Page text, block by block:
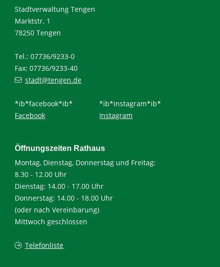
Stadtverwaltung Tengen
Marktstr. 1
78250 Tengen
Tel.: 07736/9233-0
Fax: 07736/9233-40
stadt@tengen.de
*ib*facebook*ib*
Facebook
*ib*instagram*ib*
Instagram
Öffnungszeiten Rathaus
Montag, Dienstag, Donnerstag und Freitag:
8.30 - 12.00 Uhr
Dienstag: 14.00 - 17.00 Uhr
Donnerstag: 14.00 - 18.00 Uhr
(oder nach Vereinbarung)
Mittwoch geschlossen
Telefonliste